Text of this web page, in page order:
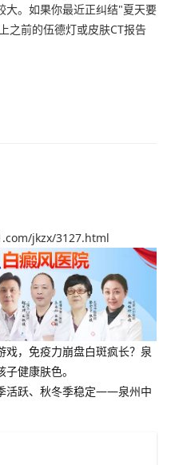
大。如果你最近正纠结"夏天要
之前的伍德灯或皮肤CT报告
jkzx/3127.html
戏，免疫力崩盘白斑疯长？泉
健康肤色。
活跃、秋冬季稳定——泉州中